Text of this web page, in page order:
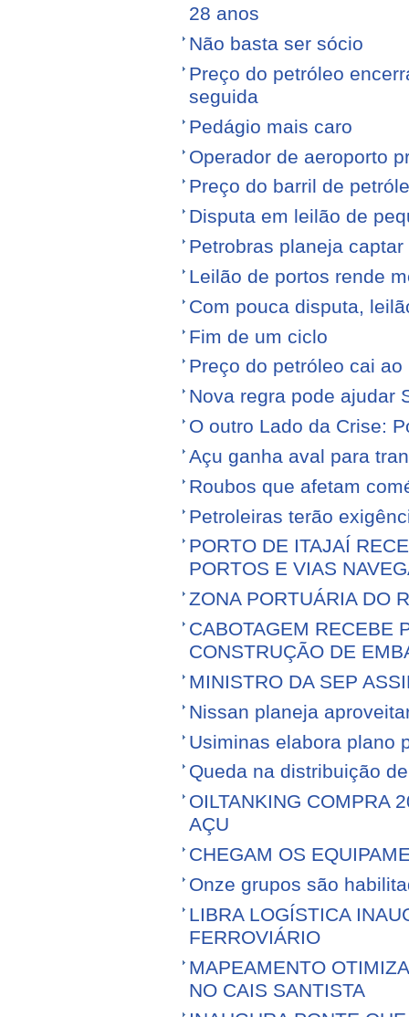
28 anos
Não basta ser sócio
Preço do petróleo
seguida
Pedágio mais caro
Operador de aeroporto
Preço do barril de
Disputa em leilão de
Petrobras planeja
Leilão de portos rende
Com pouca disputa,
Fim de um ciclo
Preço do petróleo cai
Nova regra pode ajudar
O outro Lado da Crise:
Açu ganha aval para
Roubos que afetam
Petroleiras terão
PORTO DE ITAJAÍ
PORTOS E VIAS
ZONA PORTUÁRIA DO
CABOTAGEM RECEBE
CONSTRUÇÃO DE
MINISTRO DA SEP
Nissan planeja
Usiminas elabora plano
Queda na distribuição
OILTANKING COMPRA
AÇU
CHEGAM OS
Onze grupos são
LIBRA LOGÍSTICA
FERROVIÁRIO
MAPEAMENTO
NO CAIS SANTISTA